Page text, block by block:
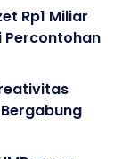
Rp1 Miliar
Percontohan